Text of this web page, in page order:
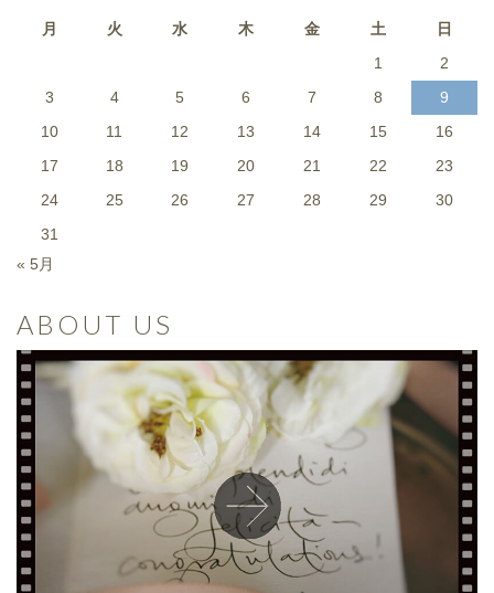
月 火 水 木 金 土
日
1
2
3
4 5 6 7 8
9
10
11 12 13 14 15
16
17
18 19 20 21 22
23
24
25 26 27 28 29
30
31
« 5月
ABOUT US